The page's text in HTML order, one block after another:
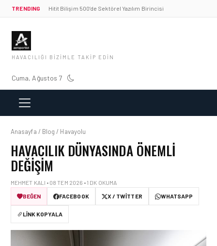
TRENDING Hitit Bilişim 500’de Sektörel Yazılım Birincisi
HAVACILIĞI BIZIMLE TAKIP EDIN
Cuma, Ağustos 7
Anasayfa / Blog / Havayolu
HAVACILIK DÜNYASINDA ÖNEMLI
DEĞIŞIM
MEHMET KALI • 08 TEM 2026 • 1 DK OKUMA
BEĞEN
FACEBOOK X / TWITTER WHATSAPP
LINK KOPYALA